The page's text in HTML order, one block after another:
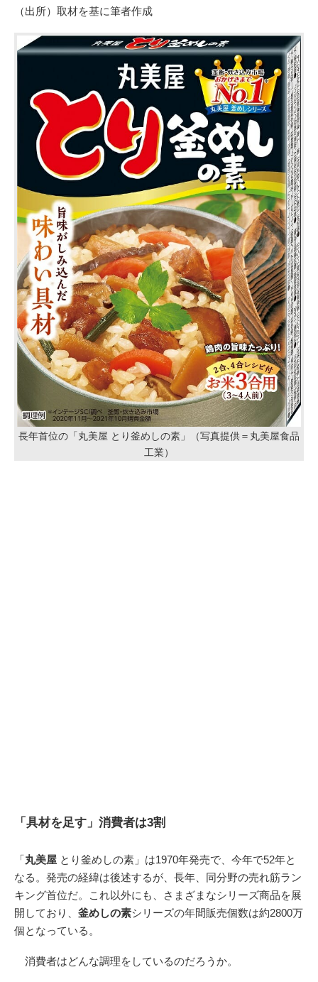
（出所）取材を基に筆者作成
長年首位の「丸美屋 とり釜めしの素」（写真提供＝丸美屋食品
工業）
「具材を足す」消費者は3割
「丸美屋 とり釜めしの素」は1970年発売で、今年で52年と
なる。発売の経緯は後述するが、長年、同分野の売れ筋ラン
キング首位だ。これ以外にも、さまざまなシリーズ商品を展
開しており、 釜めしの素シリーズの年間販売個数は約2800万
個となっている。
消費者はどんな調理をしているのだろうか。